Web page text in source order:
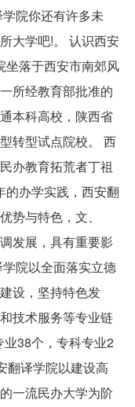
院你还有许多未
大学吧!。 认识西安
坐落于西安市南郊风
所经教育部批准的
本科高校，陕西省
转型试点院校。 西
办教育拓荒者丁祖
的办学实践，西安翻
势与特色，文、
发展，具有重要影
院以全面落实立德
设，坚持特色发
技术服务等专业链
38个，专科专业2
翻译学院以建设高
一流民办大学为阶